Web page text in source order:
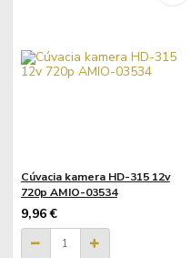
Cúvacia kamera HD-315 12v
720p AMIO-03534
9,96 €